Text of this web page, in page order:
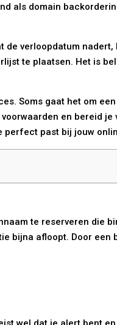
als domain
de verloopdatum
te plaatsen. Het is
Soms gaat het om
en bereid
perfect past bij jouw
te reserveren die
bijna afloopt. Door